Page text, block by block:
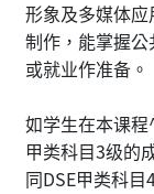
形象及多媒体
制作，能掌握
或就业作准备。
如学生在本课
甲类科目3级的
同DSE甲类科目